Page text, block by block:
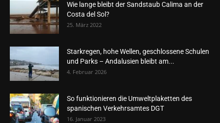
Wie lange bleibt der Sandstaub Calima an der
Costa del Sol?
25. März 2022
Starkregen, hohe Wellen, geschlossene Schulen
und Parks – Andalusien bleibt am...
4. Februar 2026
So funktionieren die Umweltplaketten des
spanischen Verkehrsamtes DGT
16. Januar 2023